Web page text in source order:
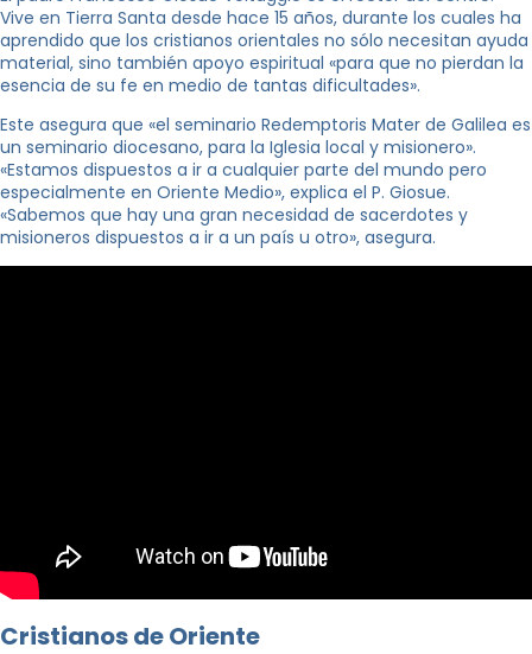
Vive en Tierra Santa desde hace 15 años, durante los cuales ha
aprendido que los cristianos orientales no sólo necesitan ayuda
material, sino también apoyo espiritual «para que no pierdan la
esencia de su fe en medio de tantas dificultades».
Este asegura que «el seminario Redemptoris Mater de Galilea es
un seminario diocesano, para la Iglesia local y misionero».
«Estamos dispuestos a ir a cualquier parte del mundo pero
especialmente en Oriente Medio», explica el P. Giosue.
«Sabemos que hay una gran necesidad de sacerdotes y
misioneros dispuestos a ir a un país u otro», asegura.
Cristianos de Oriente